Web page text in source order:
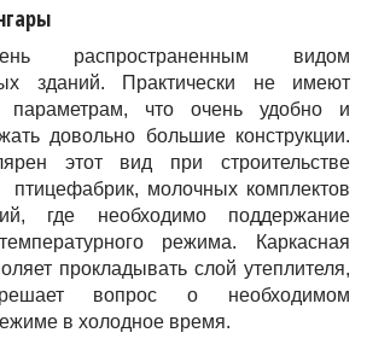
распространенным видом
зданий. Практически не имеют
параметрам, что очень удобно и
довольно большие конструкции.
этот вид при строительстве
молочных комплектов
где необходимо поддержание
режима. Каркасная
прокладывать слой утеплителя,
вопрос о необходимом
в холодное время.